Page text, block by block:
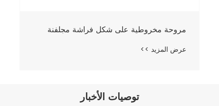
مروحة مخروطية على شكل فراشة مجلفنة
عرض المزيد >>
توصيات الأخبار